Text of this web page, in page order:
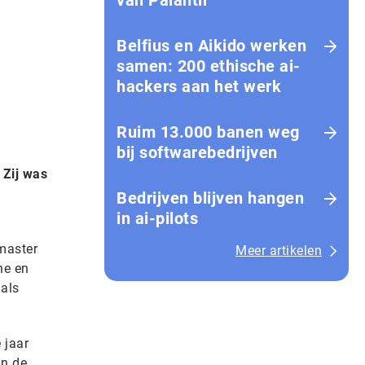
was
en
jaar
Belfius en Aikido werken
samen: 200 ethische ai-
hackers aan het werk
Ruim 13.000 banen weg
bij softwarebedrijven
Bedrijven blijven hangen
in ai-pilots
Meer artikelen